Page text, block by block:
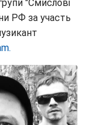
"Смислові
РФ за участь